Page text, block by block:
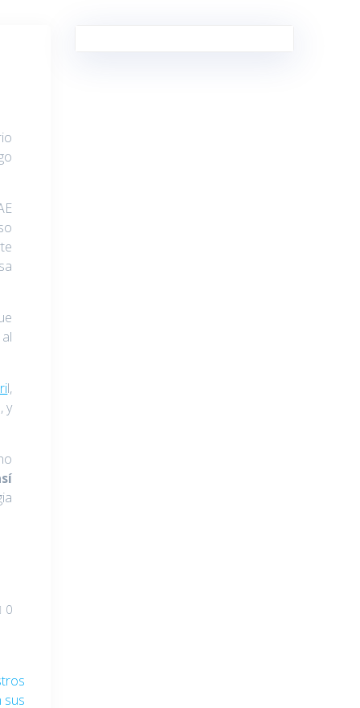
l,
y
0
sus